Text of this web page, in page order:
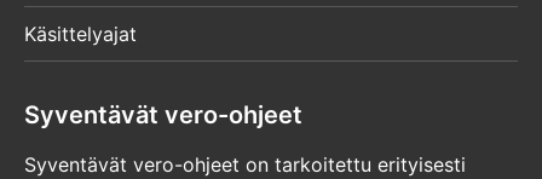
Käsittelyajat
Syventävät vero-ohjeet
Syventävät vero-ohjeet on tarkoitettu erityisesti